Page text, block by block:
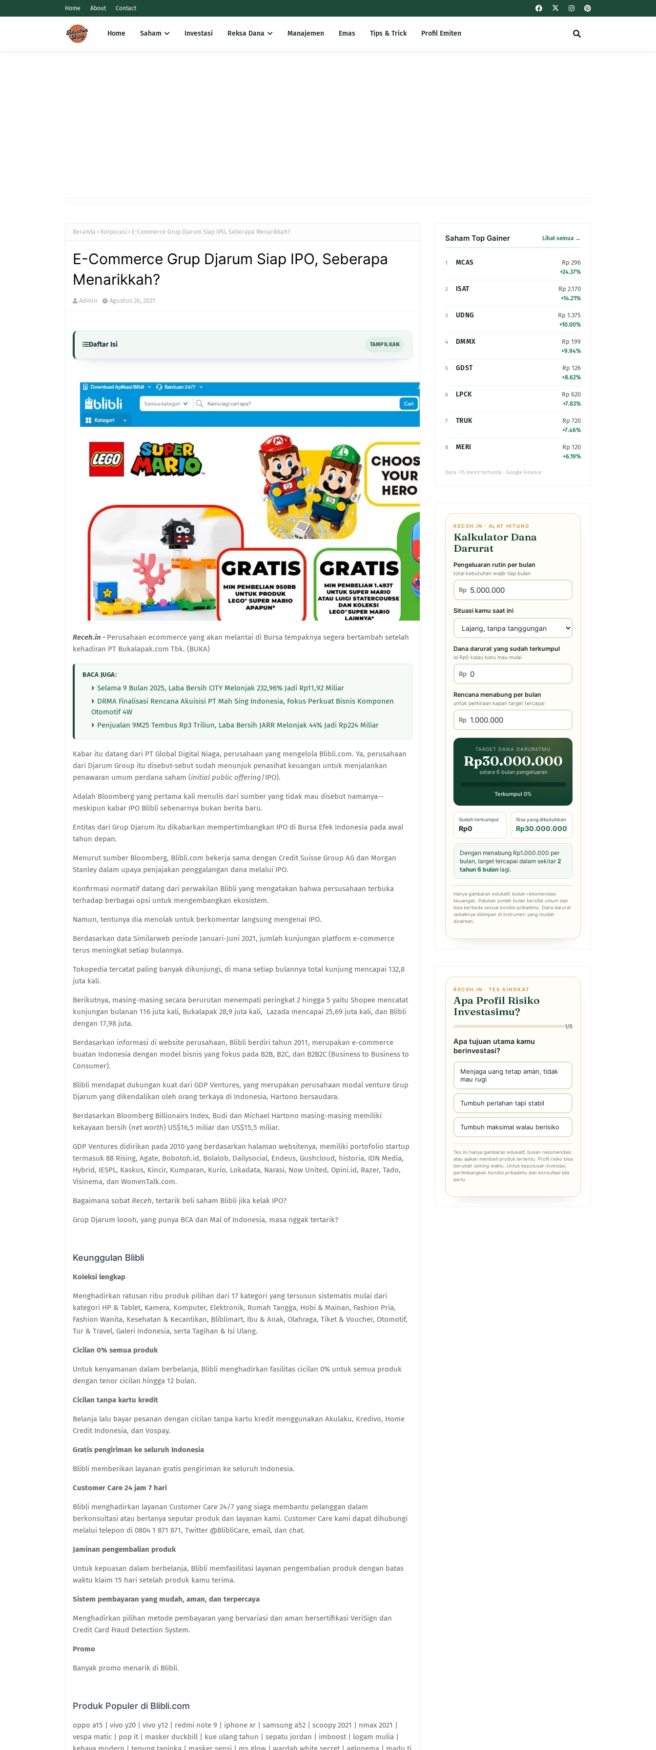
Home About Contact
Home Saham Investasi Reksa Dana Manajemen Emas Tips & Trick Profil Emiten
Beranda Korporasi E-Commerce Grup Djarum Siap IPO, Seberapa Menarikkah?
E-Commerce Grup Djarum Siap IPO, Seberapa
Menarikkah?
Admin Agustus 26, 2021
Daftar Isi TAMPILKAN
Receh.in - Perusahaan ecommerce yang akan melantai di Bursa tempaknya segera bertambah setelah
kehadiran PT Bukalapak.com Tbk. (BUKA)
BACA JUGA:
Selama 9 Bulan 2025, Laba Bersih CITY Melonjak 232,96% Jadi Rp11,92 Miliar
DRMA Finalisasi Rencana Akuisisi PT Mah Sing Indonesia, Fokus Perkuat Bisnis Komponen
Otomotif 4W
Penjualan 9M25 Tembus Rp3 Triliun, Laba Bersih JARR Melonjak 44% Jadi Rp224 Miliar
Kabar itu datang dari PT Global Digital Niaga, perusahaan yang mengelola Blibli.com. Ya, perusahaan
dari Djarum Group itu disebut-sebut sudah menunjuk penasihat keuangan untuk menjalankan
penawaran umum perdana saham (initial public offering/IPO).
Adalah Bloomberg yang pertama kali menulis dari sumber yang tidak mau disebut namanya--
meskipun kabar IPO Blibli sebenarnya bukan berita baru.
Entitas dari Grup Djarum itu dikabarkan mempertimbangkan IPO di Bursa Efek Indonesia pada awal
tahun depan.
Menurut sumber Bloomberg, Blibli.com bekerja sama dengan Credit Suisse Group AG dan Morgan
Stanley dalam upaya penjajakan penggalangan dana melalui IPO.
Konfirmasi normatif datang dari perwakilan Blibli yang mengatakan bahwa persusahaan terbuka
terhadap berbagai opsi untuk mengembangkan ekosistem.
Namun, tentunya dia menolak untuk berkomentar langsung mengenai IPO.
Berdasarkan data Similarweb periode Januari-Juni 2021, jumlah kunjungan platform e-commerce
terus meningkat setiap bulannya.
Tokopedia tercatat paling banyak dikunjungi, di mana setiap bulannya total kunjung mencapai 132,8
juta kali.
Berikutnya, masing-masing secara berurutan menempati peringkat 2 hingga 5 yaitu Shopee mencatat
kunjungan bulanan 116 juta kali, Bukalapak 28,9 juta kali, Lazada mencapai 25,69 juta kali, dan Blibli
dengan 17,98 juta.
Berdasarkan informasi di website perusahaan, Blibli berdiri tahun 2011, merupakan e-commerce
buatan Indonesia dengan model bisnis yang fokus pada B2B, B2C, dan B2B2C (Business to Business to
Consumer).
Blibli mendapat dukungan kuat dari GDP Ventures, yang merupakan perusahaan modal venture Grup
Djarum yang dikendalikan oleh orang terkaya di Indonesia, Hartono bersaudara.
Berdasarkan Bloomberg Billionairs Index, Budi dan Michael Hartono masing-masing memiliki
kekayaan bersih (net worth) US$16,5 miliar dan US$15,5 miliar.
GDP Ventures didirikan pada 2010 yang berdasarkan halaman websitenya, memiliki portofolio startup
termasuk 88 Rising, Agate, Bobotoh.id, Bolalob, Dailysocial, Endeus, Gushcloud, historia, IDN Media,
Hybrid, IESPL, Kaskus, Kincir, Kumparan, Kurio, Lokadata, Narasi, Now United, Opini.id, Razer, Tado,
Visinema, dan WomenTalk.com.
Bagaimana sobat Receh, tertarik beli saham Blibli jika kelak IPO?
Grup Djarum loooh, yang punya BCA dan Mal of Indonesia, masa nggak tertarik?
Keunggulan Blibli
Koleksi lengkap
Menghadirkan ratusan ribu produk pilihan dari 17 kategori yang tersusun sistematis mulai dari
kategori HP & Tablet, Kamera, Komputer, Elektronik, Rumah Tangga, Hobi & Mainan, Fashion Pria,
Fashion Wanita, Kesehatan & Kecantikan, Bliblimart, Ibu & Anak, Olahraga, Tiket & Voucher, Otomotif,
Tur & Travel, Galeri Indonesia, serta Tagihan & Isi Ulang.
Cicilan 0% semua produk
Untuk kenyamanan dalam berbelanja, Blibli menghadirkan fasilitas cicilan 0% untuk semua produk
dengan tenor cicilan hingga 12 bulan.
Cicilan tanpa kartu kredit
Belanja lalu bayar pesanan dengan cicilan tanpa kartu kredit menggunakan Akulaku, Kredivo, Home
Credit Indonesia, dan Vospay.
Gratis pengiriman ke seluruh Indonesia
Blibli memberikan layanan gratis pengiriman ke seluruh Indonesia.
Customer Care 24 jam 7 hari
Blibli menghadirkan layanan Customer Care 24/7 yang siaga membantu pelanggan dalam
berkonsultasi atau bertanya seputar produk dan layanan kami. Customer Care kami dapat dihubungi
melalui telepon di 0804 1 871 871, Twitter @BlibliCare, email, dan chat.
Jaminan pengembalian produk
Untuk kepuasan dalam berbelanja, Blibli memfasilitasi layanan pengembalian produk dengan batas
waktu klaim 15 hari setelah produk kamu terima.
Sistem pembayaran yang mudah, aman, dan terpercaya
Menghadirkan pilihan metode pembayaran yang bervariasi dan aman bersertifikasi VeriSign dan
Credit Card Fraud Detection System.
Promo
Banyak promo menarik di Blibli.
Produk Populer di Blibli.com
oppo a15 | vivo y20 | vivo y12 | redmi note 9 | iphone xr | samsung a52 | scoopy 2021 | nmax 2021 |
vespa matic | pop it | masker duckbill | kue ulang tahun | sepatu jordan | imboost | logam mulia |
Saham Top Gainer Lihat semua →
1 MCAS Rp 296
+24.37%
2 ISAT Rp 2.170
+14.21%
3 UDNG Rp 1.375
+10.00%
4 DMMX Rp 199
+9.94%
5 GDST Rp 126
+8.62%
6 LPCK Rp 620
+7.83%
7 TRUK Rp 720
+7.46%
8 MERI Rp 120
+6.19%
Data ~15 menit tertunda · Google Finance
RECEH.IN · ALAT HITUNG
Kalkulator Dana
Darurat
Pengeluaran rutin per bulan
total kebutuhan wajib tiap bulan
Rp
Situasi kamu saat ini
Dana darurat yang sudah terkumpul
isi Rp0 kalau baru mau mulai
Rp
Rencana menabung per bulan
untuk perkiraan kapan target tercapai
Rp
TARGET DANA DARURATMU
Rp30.000.000
setara 6 bulan pengeluaran
Terkumpul 0%
Sudah terkumpul
Rp0
Sisa yang dibutuhkan
Rp30.000.000
Dengan menabung Rp1.000.000 per
bulan, target tercapai dalam sekitar2
tahun 6 bulan lagi.
Hanya gambaran edukatif, bukan rekomendasi
keuangan. Patokan jumlah bulan bersifat umum dan
bisa berbeda sesuai kondisi pribadimu. Dana darurat
sebaiknya disimpan di instrumen yang mudah
dicairkan.
RECEH.IN · TES SINGKAT
Apa Profil Risiko
Investasimu?
1/5
Apa tujuan utama kamu
berinvestasi?
Menjaga uang tetap aman, tidak
mau rugi
Tumbuh perlahan tapi stabil
Tumbuh maksimal walau berisiko
Tes ini hanya gambaran edukatif, bukan rekomendasi
atau ajakan membeli produk tertentu. Profil risiko bisa
berubah seiring waktu. Untuk keputusan investasi,
pertimbangkan kondisi pribadimu dan konsultasi bila
perlu.